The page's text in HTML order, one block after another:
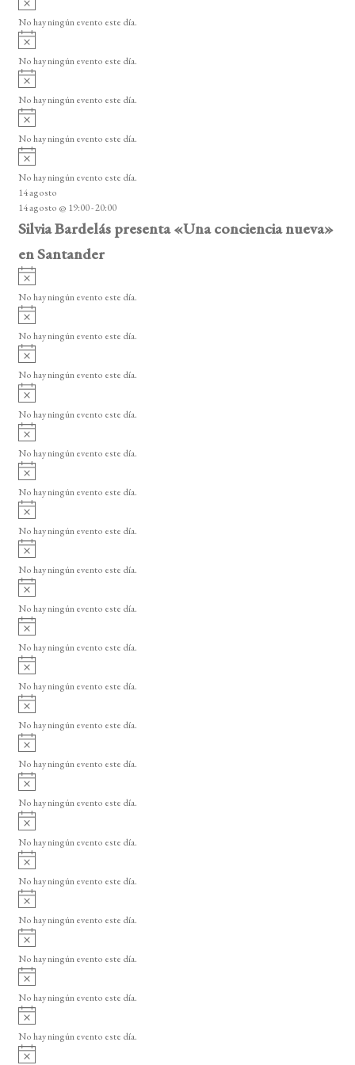
v
i
o
No hay ningún evento este día.
A
v
i
o
No hay ningún evento este día.
A
v
i
o
No hay ningún evento este día.
A
v
i
o
No hay ningún evento este día.
A
v
i
s
o
No hay ningún evento este día.
14 agosto
14 agosto @ 19:00-20:00
Silvia Bardelás presenta «Una conciencia nueva»
en Santander
A
v
i
o
No hay ningún evento este día.
A
v
i
o
No hay ningún evento este día.
A
v
i
o
No hay ningún evento este día.
A
v
i
o
No hay ningún evento este día.
A
v
i
o
No hay ningún evento este día.
A
v
i
o
No hay ningún evento este día.
A
v
i
o
No hay ningún evento este día.
A
v
i
o
No hay ningún evento este día.
A
v
i
o
No hay ningún evento este día.
A
v
i
o
No hay ningún evento este día.
A
v
i
o
No hay ningún evento este día.
A
v
i
o
No hay ningún evento este día.
A
v
i
o
No hay ningún evento este día.
A
v
i
o
No hay ningún evento este día.
A
v
i
o
No hay ningún evento este día.
A
v
i
o
No hay ningún evento este día.
A
v
i
o
No hay ningún evento este día.
A
v
i
o
No hay ningún evento este día.
A
v
i
o
No hay ningún evento este día.
A
v
i
No hay ningún evento este día.
A